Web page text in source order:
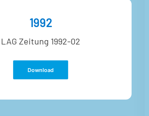
1992
LAG Zeitung 1992-02
Download